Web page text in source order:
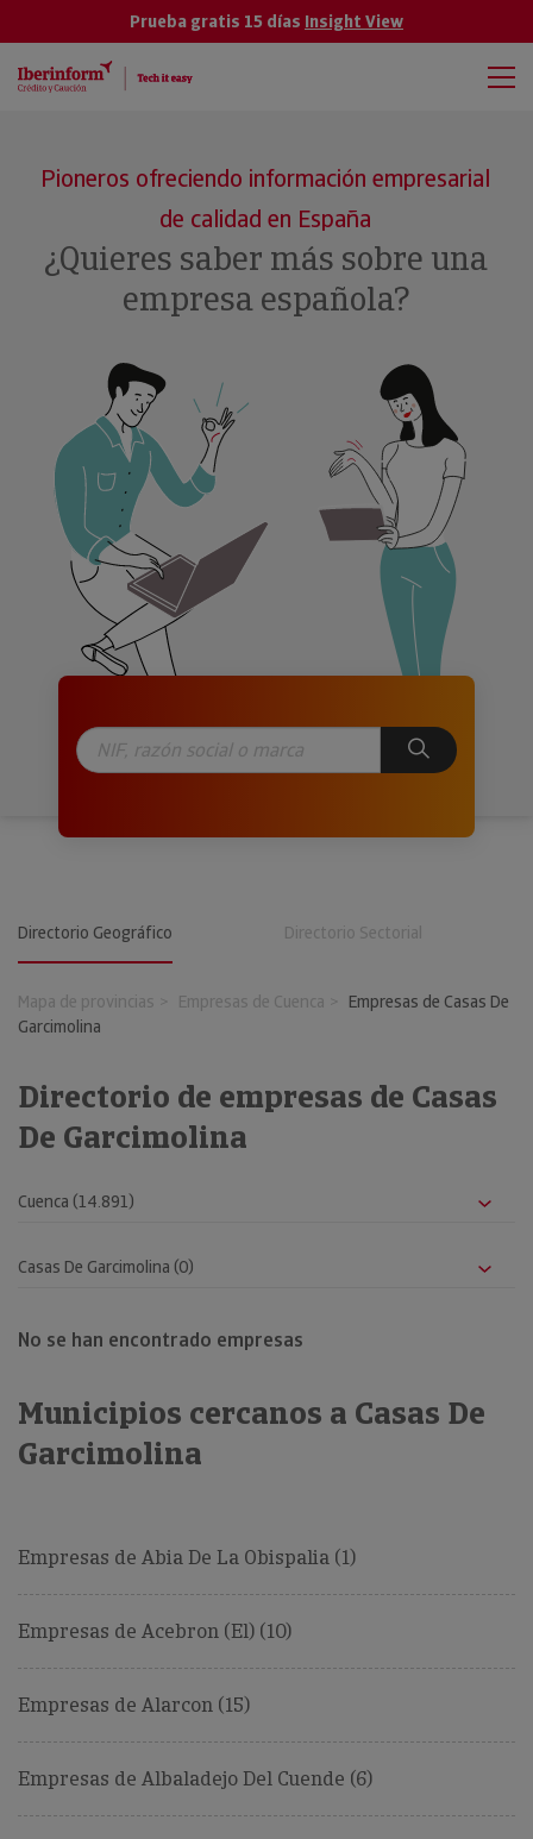
Prueba gratis 15 días Insight View
Pioneros ofreciendo información empresarial
de calidad en España
¿Quieres saber más sobre una
empresa española?
Directorio Geográfico Directorio Sectorial
Mapa de provincias Empresas de Cuenca
Empresas de Casas De
Garcimolina
Directorio de empresas de Casas
De Garcimolina
No se han encontrado empresas
Municipios cercanos a Casas De
Garcimolina
Empresas de Abia De La Obispalia (1)
Empresas de Acebron (El) (10)
Empresas de Alarcon (15)
Empresas de Albaladejo Del Cuende (6)